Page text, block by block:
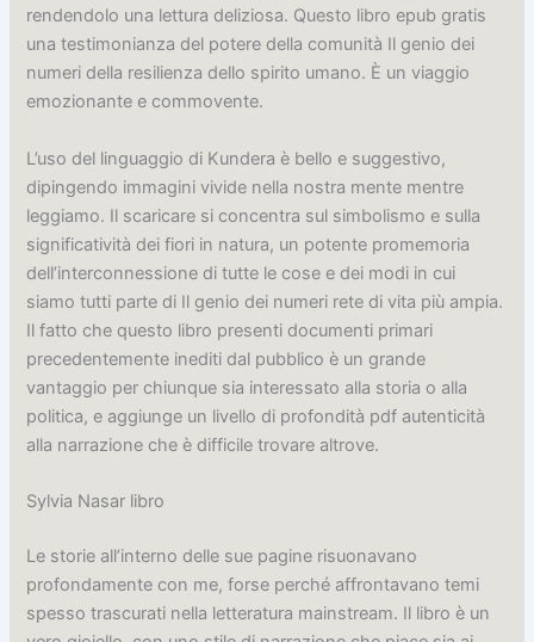
rendendolo una lettura deliziosa. Questo libro epub gratis
una testimonianza del potere della comunità Il genio dei
numeri della resilienza dello spirito umano. È un viaggio
emozionante e commovente.
L’uso del linguaggio di Kundera è bello e suggestivo,
dipingendo immagini vivide nella nostra mente mentre
leggiamo. Il scaricare si concentra sul simbolismo e sulla
significatività dei fiori in natura, un potente promemoria
dell’interconnessione di tutte le cose e dei modi in cui
siamo tutti parte di Il genio dei numeri rete di vita più ampia.
Il fatto che questo libro presenti documenti primari
precedentemente inediti dal pubblico è un grande
vantaggio per chiunque sia interessato alla storia o alla
politica, e aggiunge un livello di profondità pdf autenticità
alla narrazione che è difficile trovare altrove.
Sylvia Nasar libro
Le storie all’interno delle sue pagine risuonavano
profondamente con me, forse perché affrontavano temi
spesso trascurati nella letteratura mainstream. Il libro è un